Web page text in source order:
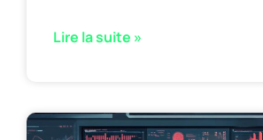
Lire la suite »